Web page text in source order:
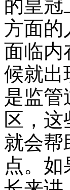
的皇冠
方面的
面临内
候就出
是监管
区，
就会帮
点。